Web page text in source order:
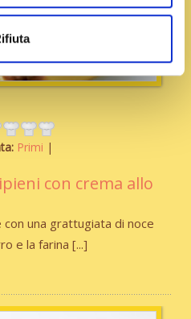
Primi
con crema allo
una grattugiata di noce
e la farina